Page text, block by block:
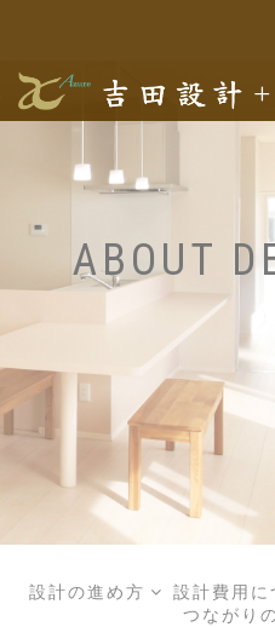
ABOUT
設計の進め方  設計費用に
つながり